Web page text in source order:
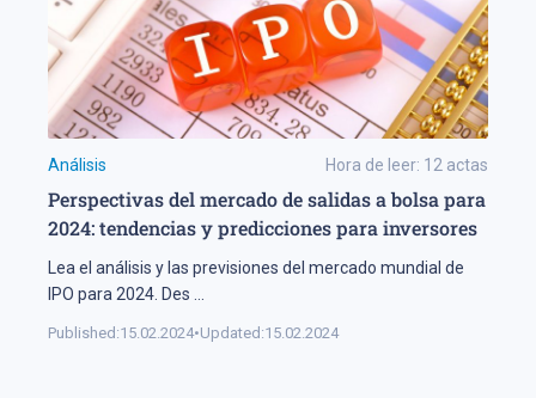
Análisis Hora de leer: 12 actas
Perspectivas del mercado de salidas a bolsa para
2024: tendencias y predicciones para inversores
Lea el análisis y las previsiones del mercado mundial de
IPO para 2024. Des
Published:15.02.2024•Updated:15.02.2024